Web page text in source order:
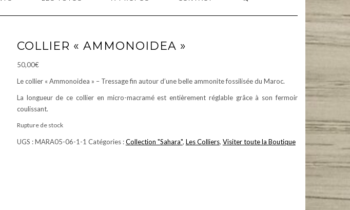
COLLIER « AMMONOIDEA »
50,00€
Le collier « Ammonoidea » – Tressage fin autour d’une belle ammonite fossilisée du Maroc.
La longueur de ce collier en micro-macramé est entièrement réglable grâce à son fermoir
coulissant.
Rupture de stock
UGS :MARA05-06-1-1 Catégories :Collection "Sahara", Les Colliers, Visiter toute la Boutique